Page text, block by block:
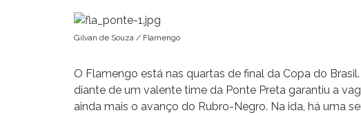
Gilvan de Souza / Flamengo
O Flamengo está nas quartas de final da Copa do
diante de um valente time da Ponte Preta garantiu a
ainda mais o avanço do Rubro-Negro. Na ida, há uma